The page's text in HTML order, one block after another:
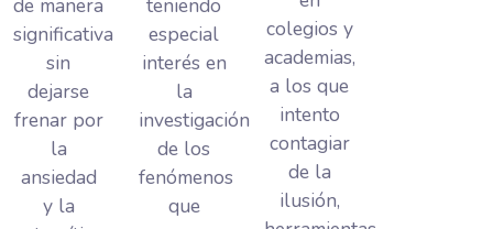
de manera
significativa
sin
dejarse
frenar por
la
ansiedad
y la
teniendo
especial
interés en
la
investigación
de los
fenómenos
que
colegios y
academias,
a los que
intento
contagiar
de la
ilusión,